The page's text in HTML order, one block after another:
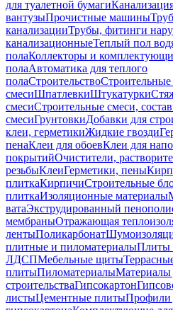
для туалетной бумаги
вантузыПрочистные машины
канализацииТрубы, фитинги
канализационныеТеплый пол
полаКоллекторы и
полаАвтоматика для теплого
полаСтроительство
смесиШпатлевкиШтукатурки
смесиСтроительные смеси,
смесиГрунтовкиДобавки для
клеи, герметикиЖидкие гвозди
пенаКлеи для обоевКлеи для
покрытийОчистители,
резьбыКлеиГерметики, пены
плиткаКирпичиСтроительные
плиткаИзоляционные материалы
ватаЭкструдированный
мембраныОтражающая
лентыПоликарбонат
плитные и пиломатериалыПлиты
ЛДСПМебельные щиты
плитыПиломатериалыМатериалы
строительстваГипсокартон
листыЦементные плитыПрофили